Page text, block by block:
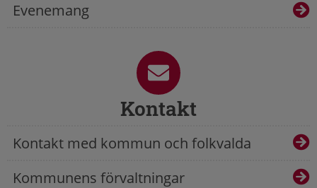
Evenemang
Kontakt
Kontakt med kommun och folkvalda
Kommunens förvaltningar